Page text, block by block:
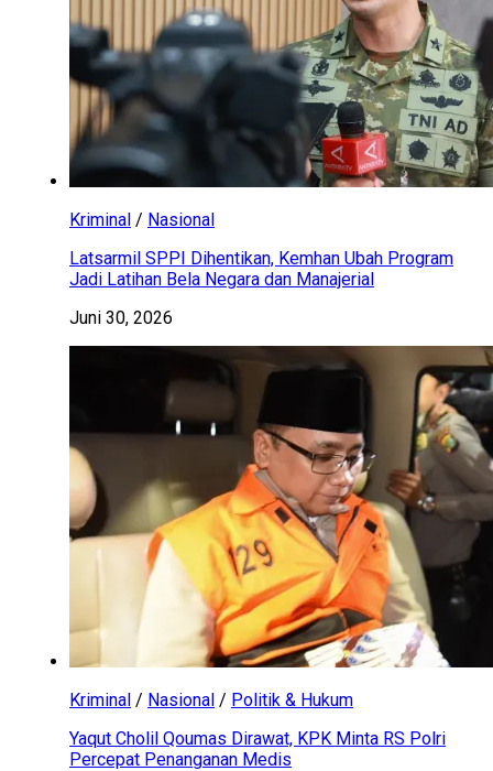
Kriminal / Nasional
Latsarmil SPPI Dihentikan, Kemhan Ubah Program
Jadi Latihan Bela Negara dan Manajerial
Juni 30, 2026
Kriminal / Nasional / Politik & Hukum
Yaqut Cholil Qoumas Dirawat, KPK Minta RS Polri
Percepat Penanganan Medis